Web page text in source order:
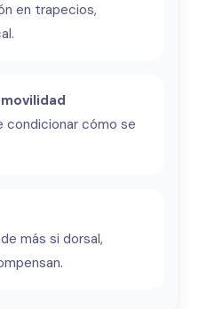
en trapecios,
condicionar cómo se
más si dorsal,